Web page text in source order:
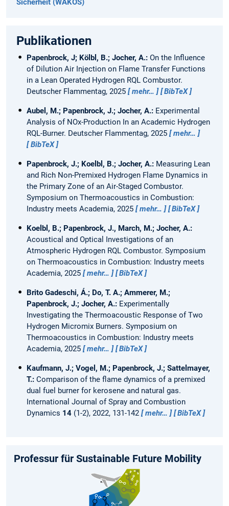
Sicherheit (WAKOS)
Publikationen
Papenbrock, J; Kölbl, B.; Jocher, A.: On the Influence
of Dilution Air Injection on Flame Transfer Functions
in a Lean Operated Hydrogen RQL Combustor.
Deutscher Flammentag, 2025
mehr… BibTeX
Aubel, M.; Papenbrock, J.; Jocher, A.: Experimental
Analysis of NOx-Production In an Academic Hydrogen
RQL-Burner. Deutscher Flammentag, 2025
mehr…
BibTeX
Papenbrock, J.; Koelbl, B.; Jocher, A.: Measuring Lean
and Rich Non-Premixed Hydrogen Flame Dynamics in
the Primary Zone of an Air-Staged Combustor.
Symposium on Thermoacoustics in Combustion:
Industry meets Academia, 2025
mehr… BibTeX
Koelbl, B.; Papenbrock, J., March, M.; Jocher, A.:
Acoustical and Optical Investigations of an
Atmospheric Hydrogen RQL Combustor. Symposium
on Thermoacoustics in Combustion: Industry meets
Academia, 2025
mehr… BibTeX
Brito Gadeschi, Á.; Do, T. A.; Ammerer, M.;
Papenbrock, J.; Jocher, A.: Experimentally
Investigating the Thermoacoustic Response of Two
Hydrogen Micromix Burners. Symposium on
Thermoacoustics in Combustion: Industry meets
Academia, 2025
mehr… BibTeX
Kaufmann, J.; Vogel, M.; Papenbrock, J.; Sattelmayer,
T.: Comparison of the flame dynamics of a premixed
dual fuel burner for kerosene and natural gas.
International Journal of Spray and Combustion
Dynamics 14 (1-2), 2022, 131-142 mehr… BibTeX
Professur für Sustainable Future Mobility